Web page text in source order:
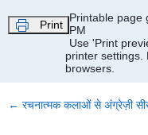
Print
Printable page
PM
Use 'Print
printer settings.
browsers.
← रचनात्मक कलाओं से अंग्रेज़ी